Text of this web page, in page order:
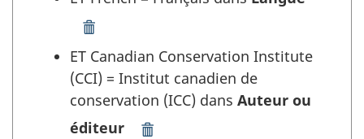
la
conservation
Sujet
et
rafraîchir
=
Français"
dans
Langue
ET Canadian Conservation Institute
(CCI) = Institut canadien de
conservation (ICC) dans Auteur ou
éditeur